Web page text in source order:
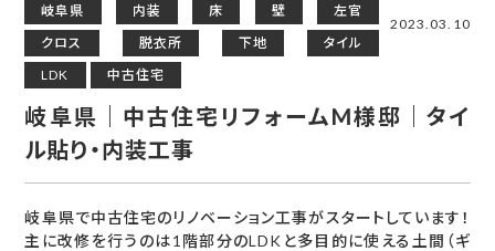
岐阜県 内装 床 壁
左官
クロス
脱衣所 下地
タイル
LDK
中古住宅
2023.03.10
岐阜県｜中古住宅リフォームM様邸｜タイ
ル貼り・内装工事
岐阜県で中古住宅のリノベーション工事がスタートしています！
主に改修を行うのは1階部分のLDKと多目的に使える土間（ギ